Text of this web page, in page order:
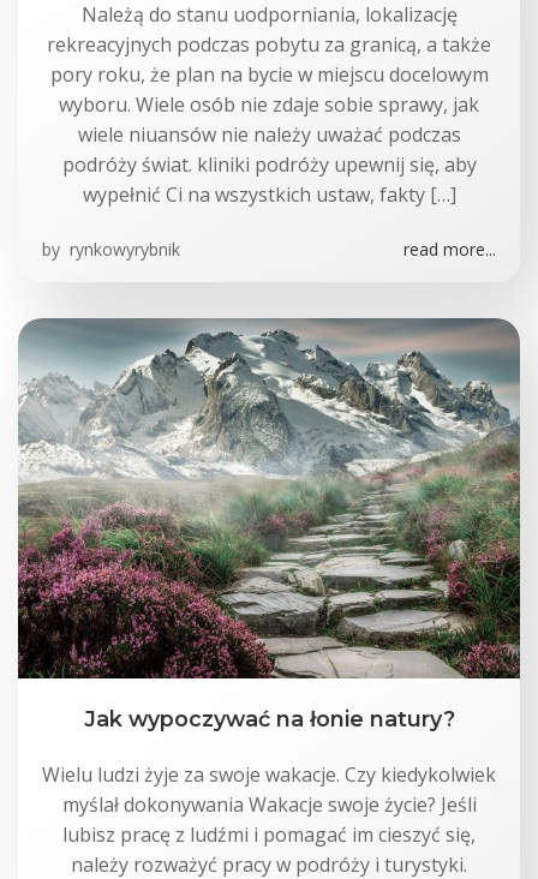
Należą do stanu uodporniania, lokalizację
rekreacyjnych podczas pobytu za granicą, a także
pory roku, że plan na bycie w miejscu docelowym
wyboru. Wiele osób nie zdaje sobie sprawy, jak
wiele niuansów nie należy uważać podczas
podróży świat. kliniki podróży upewnij się, aby
wypełnić Ci na wszystkich ustaw, fakty […]
by rynkowyrybnik read more...
Jak wypoczywać na łonie natury?
Wielu ludzi żyje za swoje wakacje. Czy kiedykolwiek
myślał dokonywania Wakacje swoje życie? Jeśli
lubisz pracę z ludźmi i pomagać im cieszyć się,
należy rozważyć pracy w podróży i turystyki.